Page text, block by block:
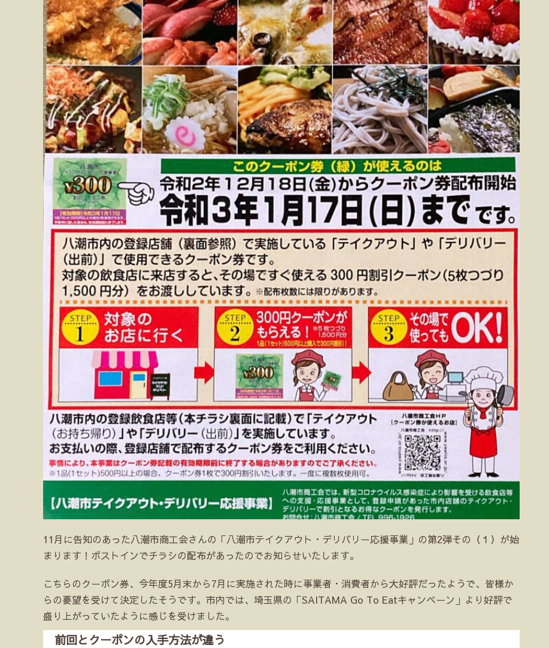
11月に告知のあった八潮市商工会さんの「八潮市テイクアウト・デリバリー応援事業」の第2弾その（１）が始
まります！ポストインでチラシの配布があったのでお知らせいたします。
こちらのクーポン券、今年度5月末から7月に実施された時に事業者・消費者から大好評だったようで、皆様か
らの要望を受けて決定したそうです。市内では、埼玉県の「SAITAMA Go To Eatキャンペーン」より好評で
盛り上がっていたように感じを受けました。
前回とクーポンの入手方法が違う